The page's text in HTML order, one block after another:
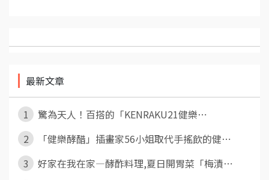
最新文章
1
驚為天人！百搭的「KENRAKU21健樂⋯
2
「健樂酵醋」插畫家56小姐取代手搖飲的健⋯
3
好家在我在家—酵酢料理,夏日開胃菜「梅漬⋯